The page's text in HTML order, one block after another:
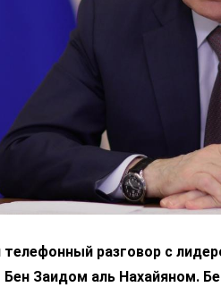
телефонный разговор с
Заидом аль Нахайяном.